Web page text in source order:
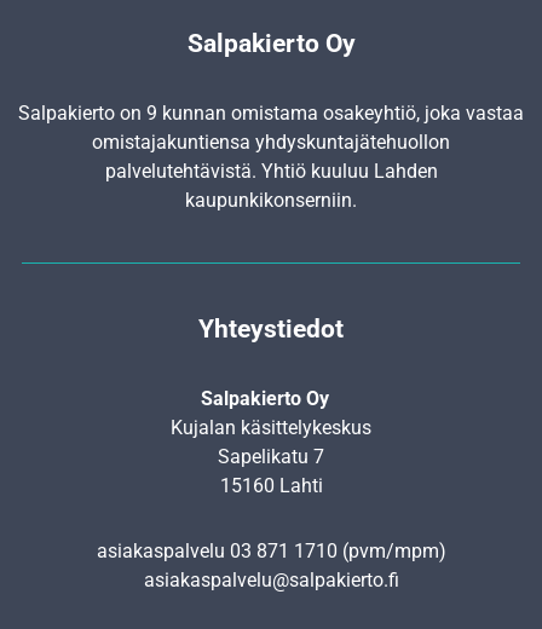
Salpakierto Oy
Salpakierto on 9 kunnan omistama osakeyhtiö, joka vastaa
omistajakuntiensa yhdyskunta­jätehuollon
palvelutehtävistä. Yhtiö kuuluu Lahden
kaupunkikonserniin.
Yhteystiedot
Salpakierto Oy
Kujalan käsittelykeskus
Sapelikatu 7
15160 Lahti
asiakaspalvelu 03 871 1710 (pvm/mpm)
asiakaspalvelu@salpakierto.fi